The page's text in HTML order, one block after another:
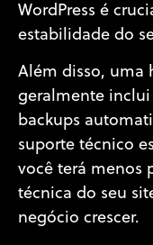
WordPress é
estabilidade do
Além disso, uma
geralmente
backups
suporte técnico
você terá menos
técnica do seu
negócio crescer.